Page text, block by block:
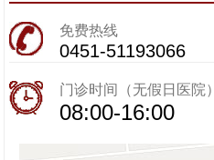
免费热线
0451-51193066
门诊时间（无假日医院）
08:00-16:00